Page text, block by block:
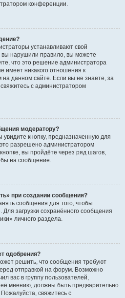
конференции.
устанавливают свой
вы нарушили правило, вы можете
что это решение администратора
имеет никакого отношения к
данном сайте. Если вы не знаете, за
с администратором
модератору?
кнопку, предназначенную для
разрешено администратором
вы пройдёте через ряд шагов,
на сообщение.
при создании сообщения?
сообщения для того, чтобы
Для загрузки сохранённого сообщения
личного раздела.
одобрения?
решить, что сообщения требуют
отправкой на форум. Возможно
вас в группу пользователей,
мнению, должны быть предварительно
свяжитесь с